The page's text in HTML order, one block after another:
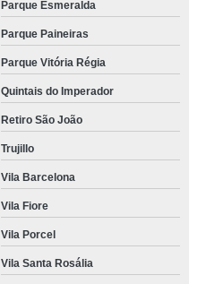
Parque Esmeralda
Parque Paineiras
Parque Vitória Régia
Quintais do Imperador
Retiro São João
Trujillo
Vila Barcelona
Vila Fiore
Vila Porcel
Vila Santa Rosália